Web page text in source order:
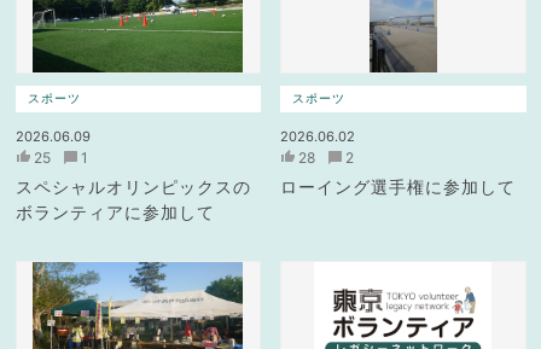
スポーツ
2026.06.09
25 1
スペシャルオリンピックスの
ボランティアに参加して
スポーツ
2026.06.02
28 2
ローイング選手権に参加して